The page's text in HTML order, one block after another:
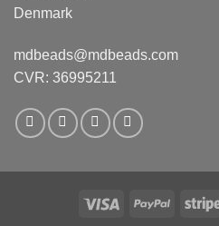
Denmark
mdbeads@mdbeads.com
CVR: 36995211
Visa PayPal